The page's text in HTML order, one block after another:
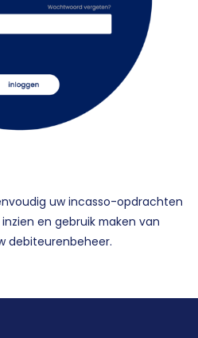
uw incasso-opdrachten
en gebruik maken van
debiteurenbeheer.